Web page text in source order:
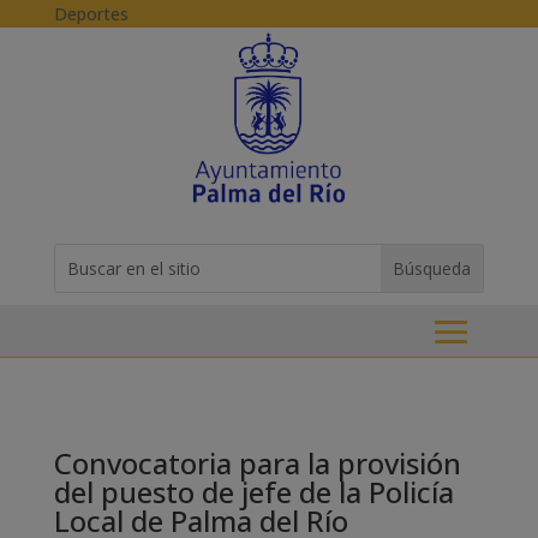
Skip to content
Deportes
for...
Convocatoria para la provisión
del puesto de jefe de la Policía
Local de Palma del Río